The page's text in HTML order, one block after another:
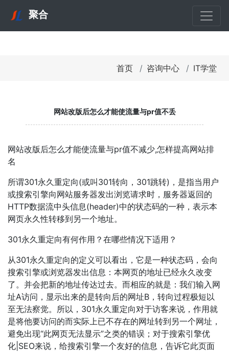
聚合
首页 咨询中心 IT学堂
网站改版后怎么才能使流量与pr值不丢
网站改版后怎么才能使流量与pr值不减少,怎样提高网站排
名
所谓301永久重定向(或叫301转向，301跳转)，是指当用户
或搜索引擎向网站服务器发出浏览请求时，服务器返回的
HTTP数据流中头信息(header)中的状态码的一种，表示本
网页永久性转移到另一个地址。
301永久重定向有何作用？在哪些情况下适用？
从301永久重定向的定义可以看出，它是一种状态码，会向
搜索引擎或浏览器发出信息：本网页的地址已经永久改变
了。并会把新的地址传达过去。而相应的就是：我们输入网
址A访问，显示出来的是转向后的网址B，转向过程极短以
至无法察觉。所以，301永久重定向对于访客来说，作用就
是将他要访问的而实际上已不存在的网址转到另一个网址，
避免出现“此网页无法显示”之类的错误；对于搜索引擎优
化|SEO来说，给搜索引擎一个友好的信息，告诉它此页面